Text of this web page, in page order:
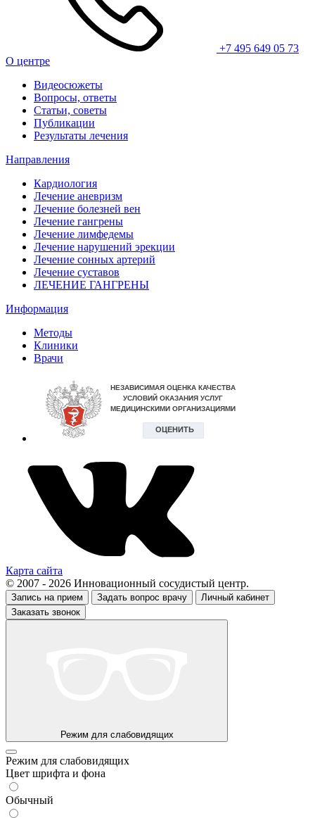
+7 495 649 05 73
О центре
Видеосюжеты
Вопросы, ответы
Статьи, советы
Публикации
Результаты лечения
Направления
Кардиология
Лечение аневризм
Лечение болезней вен
Лечение гангрены
Лечение лимфедемы
Лечение нарушений эрекции
Лечение сонных артерий
Лечение суставов
ЛЕЧЕНИЕ ГАНГРЕНЫ
Информация
Методы
Клиники
Врачи
Карта сайта
© 2007 - 2026 Инновационный сосудистый центр.
Запись на прием Задать вопрос врачу
Личный кабинет
Заказать звонок
Режим для слабовидящих
Режим для слабовидящих
Цвет шрифта и фона
Обычный